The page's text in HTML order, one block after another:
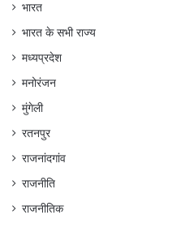
भारत
भारत के सभी राज्य
मध्यप्रदेश
मनोरंजन
मुंगेली
रतनपुर
राजनांदगांव
राजनीति
राजनीतिक